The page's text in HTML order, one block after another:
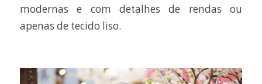
modernas e com detalhes de rendas ou
apenas de tecido liso.